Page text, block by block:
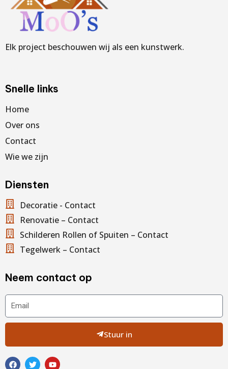
Elk project beschouwen wij als een kunstwerk.
Snelle links
Home
Over ons
Contact
Wie we zijn
Diensten
Decoratie - Contact
Renovatie – Contact
Schilderen Rollen of Spuiten – Contact
Tegelwerk – Contact
Neem contact op
Stuur in
F T Y